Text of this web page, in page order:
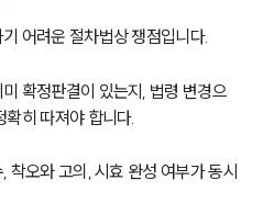
어려운 절차법상 쟁점입니다.
확정판결이 있는지, 법령 변경으
히 따져야 합니다.
착오와 고의, 시효 완성 여부가 동시